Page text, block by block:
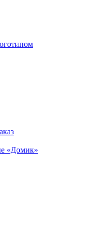
«Домик»